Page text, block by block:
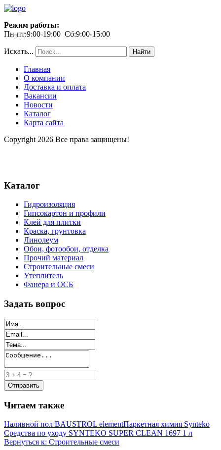
Режим работы:
Пн-пт:9:00-19:00 Сб:9:00-15:00
Искать... Найти
Главная
О компании
Доставка и оплата
Вакансии
Новости
Каталог
Карта сайта
Copyright 2026 Все права защищены!
Каталог
Гидроизоляция
Гипсокартон и профили
Клей для плитки
Краска, грунтовка
Линолеум
Обои, фотообои, отделка
Прочий материал
Строительные смеси
Утеплитель
Фанера и ОСБ
Задать вопрос
Читаем также
Наливной пол BAUSTROL elementПаркетная химия Synteko
Средства по уходу SYNTEKO SUPER CLEAN 1697 1 л
Вернуться к: Строительные смеси